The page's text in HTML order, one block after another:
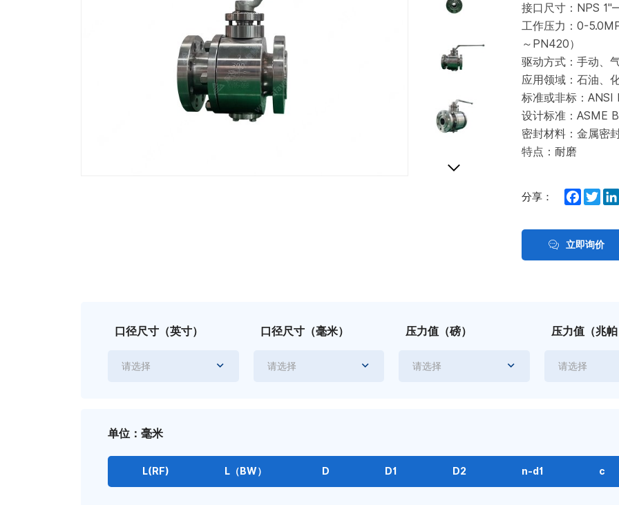
接口尺寸：NPS
工作压力：0-
～PN420）
驱动方式：手动、
应用领域：石油、
标准或非标：ANSI
设计标准：ASME
密封材料：金属密
特点：耐磨
分享：
立即询价
压力值（磅）
请选择
压力值（兆
请选择
口径尺寸（毫米）
请选择
口径尺寸（英寸）
请选择
单位：毫米
L(RF) L（BW） D D1 D2 n-d1 c